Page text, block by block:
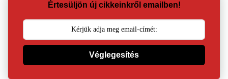
Értesüljön új cikkeinkről emailben!
Véglegesítés